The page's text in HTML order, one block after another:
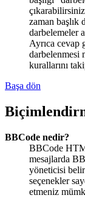
zaman başlık
darbelemeler
Ayrıca cevap
darbelenmesi
kurallarını
Başa dön
BBCode nedir?
BBCode
mesajlarda
yöneticisi
seçenekler
etmeniz